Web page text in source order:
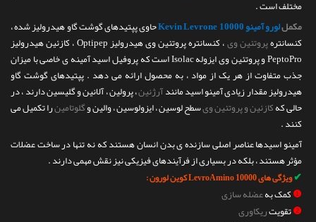
مختلف است .
مکمللورو آمینو 10000 Kevin Levrone
حاوی پپتیدهای گوشت گاو هیدرولیز شده ،
کنسانترهپروتئین وی
، کنسانتره پروتئین وی هیدرولیز Optipep ، کازئین هیدرولیز
PeptoPro و پروتئین وی ایزوله Isolac است که پروفیل اسید آمینه ی خاصی با میزان
جذب متفاوت از هر یک از مواد ، به محصول ارائه می دهد . پپتیدهای گوشت گاو
هیدرولیز مقدار زیادی آمینو اسید مانندآرژنین، پرولین ، آلانین و گلیسین دارند ، در
حالی کهکازئین و پروتئین ویسطح لوسین ، ایزولوسین ، والین وگلوتامینرا تکمیل می
کنند .
آمینو اسیدها عناصر اصلی سازنده ی بدن انسان هستند که نه تنها در ساخت عضلات
مؤثر هستند ، بلکه در بسیاری از فرآیندهای فیزیکی نیز نقش مهمی دارند .
✔ویژگی های LevroAmino 10000 کوین لورون :
❶کمک بهعضله سازی
❷تقویتریکاوری